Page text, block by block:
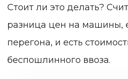
Стоит ли это делать?
разница цен на машины,
перегона, и есть
беспошлинного ввоза.